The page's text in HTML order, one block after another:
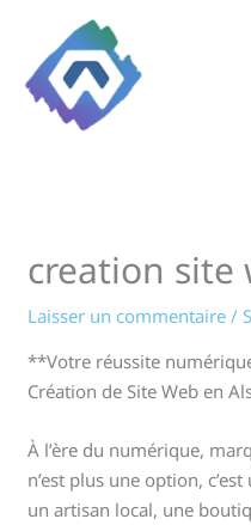
contenu
creation site
Laisser un commentaire /
**Votre réussite
Création de Site Web en
À l’ère du numérique,
n’est plus une option,
un artisan local, une